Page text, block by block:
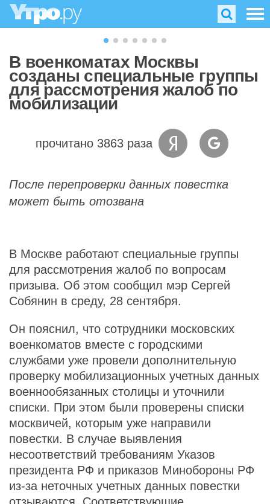
В военкоматах Москвы
созданы специальные группы
для рассмотрения жалоб по
мобилизации
прочитано 3863 раза
После перепроверки данных повестка
может быть отозвана
В Москве работают специальные группы
для рассмотрения жалоб по вопросам
призыва. Об этом сообщил мэр Сергей
Собянин в среду, 28 сентября.
Он пояснил, что сотрудники московских
военкоматов вместе с городскими
службами уже провели дополнительную
проверку мобилизационных учетных данных
военнообязанных столицы и уточнили
списки. При этом были проверены списки
москвичей, которым уже направили
повестки. В случае выявления
несоответствий требованиям Указов
президента РФ и приказов Минобороны РФ
из-за неточных учетных данных повестки